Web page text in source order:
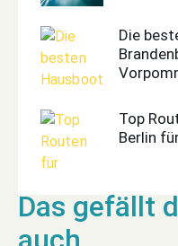
Die
Top
Berlin